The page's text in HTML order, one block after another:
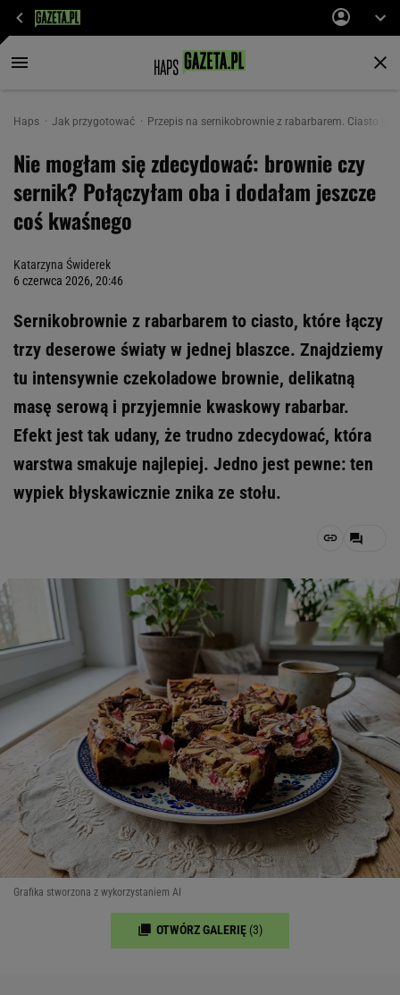
Haps Jak przygotować Przepis na sernikobrownie z rabarbarem. Ciasto
Nie mogłam się zdecydować: brownie czy
sernik? Połączyłam oba i dodałam jeszcze
coś kwaśnego
Katarzyna Świderek
6 czerwca 2026, 20:46
Sernikobrownie z rabarbarem to ciasto, które łączy
trzy deserowe światy w jednej blaszce. Znajdziemy
tu intensywnie czekoladowe brownie, delikatną
masę serową i przyjemnie kwaskowy rabarbar.
Efekt jest tak udany, że trudno zdecydować, która
warstwa smakuje najlepiej. Jedno jest pewne: ten
wypiek błyskawicznie znika ze stołu.
Grafika stworzona z wykorzystaniem AI
OTWÓRZ GALERIĘ (3)